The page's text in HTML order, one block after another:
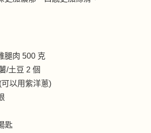
腿肉 500 克
/土豆 2 個
以用紫洋蔥)
匙